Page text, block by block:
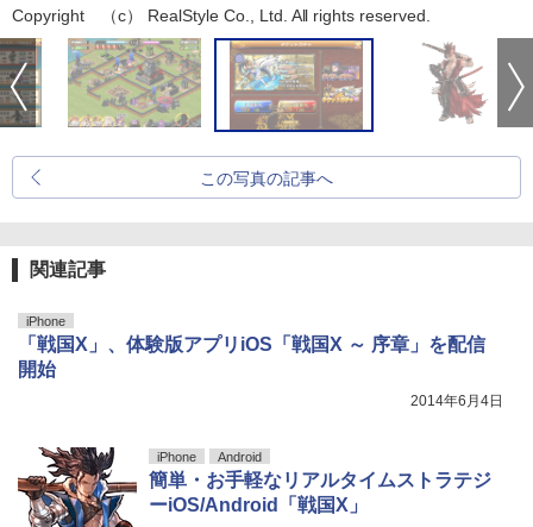
Copyright （c） RealStyle Co., Ltd. All rights reserved.
この写真の記事へ
関連記事
iPhone
「戦国X」、体験版アプリiOS「戦国X ～ 序章」を配信
開始
2014年6月4日
iPhone Android
簡単・お手軽なリアルタイムストラテジ
ーiOS/Android「戦国X」